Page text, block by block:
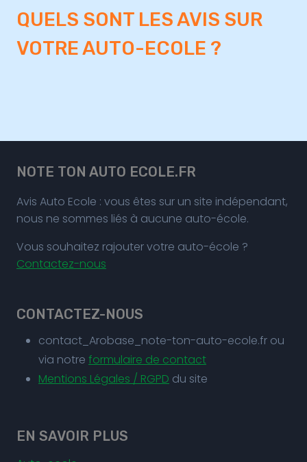
QUELS SONT LES AVIS SUR
VOTRE AUTO-ECOLE ?
NOTE TON AUTO ECOLE.FR
Avis Auto Ecole : vous êtes sur un site indépendant,
nous ne sommes liés à aucune auto-école.
Vous souhaitez rajouter votre auto-école ?
Contactez-nous
CONTACTEZ-NOUS
contact_Arobase_note-ton-auto-ecole.fr ou
via notre formulaire de contact
Mentions Légales / RGPD du site
EN SAVOIR PLUS